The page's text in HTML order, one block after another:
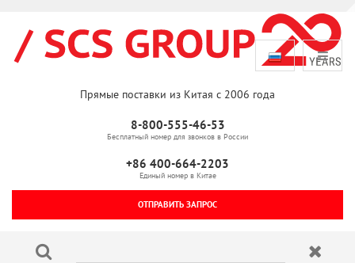
Прямые поставки из Китая с 2006 года
8-800-555-46-53
Бесплатный номер для звонков в России
+86 400-664-2203
Единый номер в Китае
ОТПРАВИТЬ ЗАПРОС